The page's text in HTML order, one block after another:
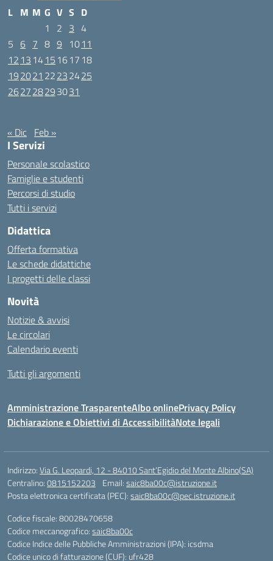
L M M G V S D
1
2 3 4
5 6 7 8 9 1011
12 13 1415 1617 18
192021 22232425
262728293031
« Dic Feb »
I Servizi
Personale scolastico
Famiglie e studenti
Percorsi di studio
Tutti i servizi
Didattica
Offerta formativa
Le schede didattiche
I progetti delle classi
Novità
Notizie & avvisi
Le circolari
Calendario eventi
Tutti gli argomenti
Amministrazione TrasparenteAlbo onlinePrivacy Policy
Dichiarazione e Obiettivi di AccessibilitàNote legali
Indirizzo:Via G. Leopardi, 12 - 84010 Sant’Egidio del Monte Albino(SA)
Centralino:0815152203 Email:saic8ba00c@istruzione.it
Posta elettronica certificata (PEC):saic8ba00c@pec.istruzione.it
Codice fiscale: 80028470658
Codice meccanografico:saic8ba00c
Codice Indice delle Pubbliche Amministrazioni (IPA): icsdma
Codice unico di fatturazione (CUF): ufr428